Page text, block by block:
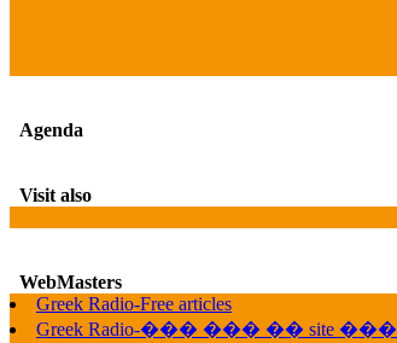
Agenda
Visit also
WebMasters
Greek Radio-Free articles
Greek Radio-��� ��� �� site ���